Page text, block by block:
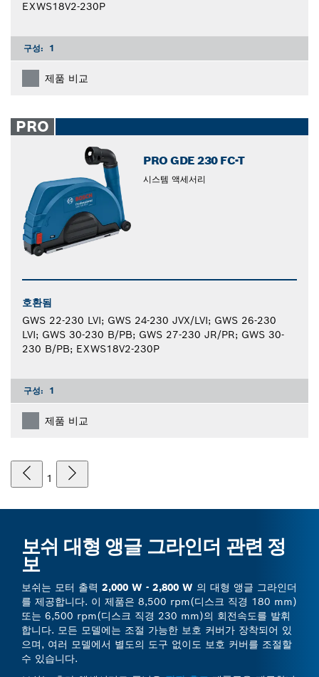
EXWS18V2-230P
구성: 1
제품 비교
PRO
PRO GDE 230 FC-T
시스템 액세서리
호환됨
GWS 22-230 LVI; GWS 24-230 JVX/LVI; GWS 26-230
LVI; GWS 30-230 B/PB; GWS 27-230 JR/PR; GWS 30-
230 B/PB; EXWS18V2-230P
구성: 1
제품 비교
1
보쉬 대형 앵글 그라인더 관련 정
보
보쉬는 모터 출력 2,000 W - 2,800 W 의 대형 앵글 그라인더
를 제공합니다. 이 제품은 8,500 rpm(디스크 직경 180 mm)
또는 6,500 rpm(디스크 직경 230 mm)의 회전속도를 발휘
합니다. 모든 모델에는 조절 가능한 보호 커버가 장착되어 있
으며, 여러 모델에서 별도의 도구 없이도 보호 커버를 조절할
수 있습니다.